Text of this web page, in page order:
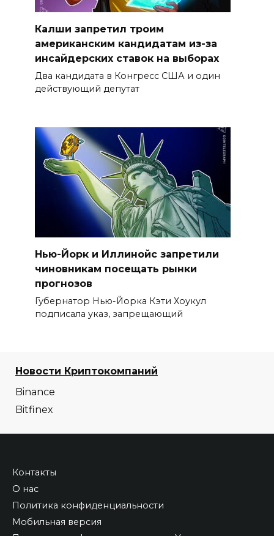
Калши запретил троим
американским кандидатам из-за
инсайдерских ставок на выборах
Два кандидата в Конгресс США и один
действующий депутат
Нью-Йорк и Иллинойс запретили
чиновникам посещать рынки
прогнозов
Губернатор Нью-Йорка Кэти Хоукул
подписала указ, запрещающий
Новости Криптокомпаний
Binance
Bitfinex
Контакты
О нас
Политика конфиденциальности
Мобильная версия